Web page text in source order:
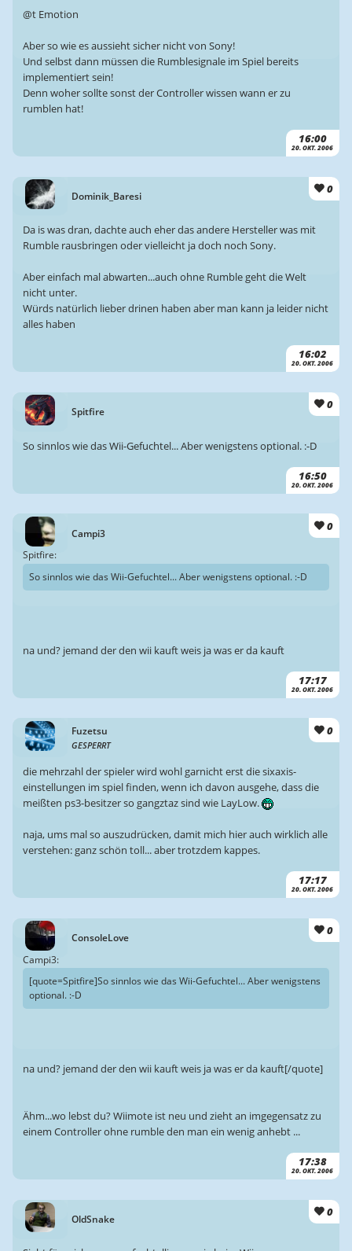
16:00
20. OKT. 2006
@t Emotion
Aber so wie es aussieht sicher nicht von Sony!
Und selbst dann müssen die Rumblesignale im Spiel bereits
implementiert sein!
Denn woher sollte sonst der Controller wissen wann er zu
rumblen hat!
Dominik_Baresi
0
16:02
20. OKT. 2006
Da is was dran, dachte auch eher das andere Hersteller was mit
Rumble rausbringen oder vielleicht ja doch noch Sony.
Aber einfach mal abwarten...auch ohne Rumble geht die Welt
nicht unter.
Würds natürlich lieber drinen haben aber man kann ja leider nicht
alles haben
Spitfire
0
16:50
20. OKT. 2006
So sinnlos wie das Wii-Gefuchtel... Aber wenigstens optional. :-D
Campi3
0
17:17
20. OKT. 2006
Spitfire:
So sinnlos wie das Wii-Gefuchtel... Aber wenigstens optional. :-D
na und? jemand der den wii kauft weis ja was er da kauft
Fuzetsu
GESPERRT
0
17:17
20. OKT. 2006
die mehrzahl der spieler wird wohl garnicht erst die sixaxis-
einstellungen im spiel finden, wenn ich davon ausgehe, dass die
meißten ps3-besitzer so gangztaz sind wie LayLow.
naja, ums mal so auszudrücken, damit mich hier auch wirklich alle
verstehen: ganz schön toll... aber trotzdem kappes.
ConsoleLove
0
17:38
20. OKT. 2006
Campi3:
[quote=Spitfire]So sinnlos wie das Wii-Gefuchtel... Aber wenigstens
optional. :-D
na und? jemand der den wii kauft weis ja was er da kauft[/quote]
Ähm...wo lebst du? Wiimote ist neu und zieht an imgegensatz zu
einem Controller ohne rumble den man ein wenig anhebt ...
OldSnake
0